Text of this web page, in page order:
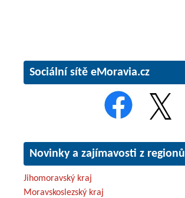
Sociální sítě eMoravia.cz
Novinky a zajímavosti z regionů
Jihomoravský kraj
Moravskoslezský kraj